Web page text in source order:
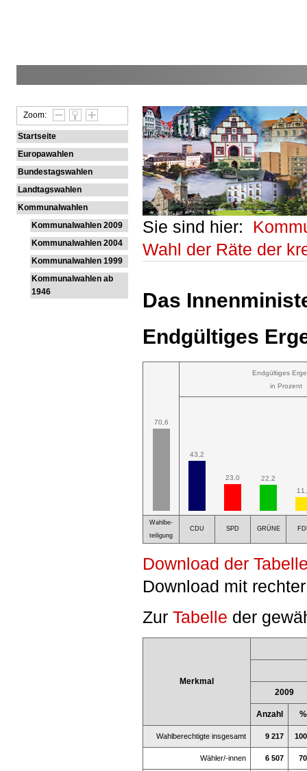
Zoom:
Startseite
Europawahlen
Bundestagswahlen
Landtagswahlen
Kommunalwahlen
Kommunalwahlen 2009
Kommunalwahlen 2004
Kommunalwahlen 1999
Kommunalwahlen ab
1946
Sie sind hier:
Wahl der Räte der
Das
Endgültiges
70,6
Endgültiges
in Prozent
43,2
23,0
22,2
Wahlbe-
teiligung
CDU SPD GRÜNE
Download der
Download mit
ZurTabelle der
Merkmal
2009
Anzahl %
Wahlberechtigte insgesamt 9 217
Wähler/-innen 6 507